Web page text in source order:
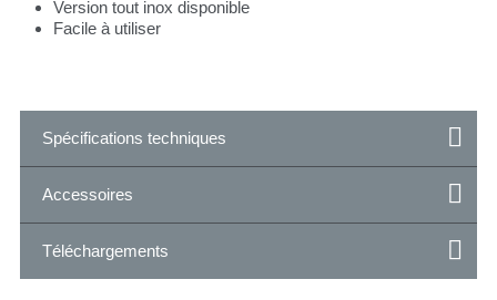
Version tout inox disponible
Facile à utiliser
Spécifications techniques
Accessoires
Téléchargements